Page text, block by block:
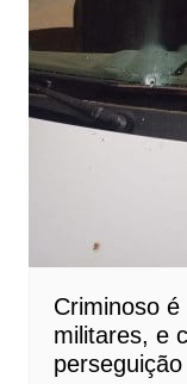
Criminoso
militares, e
perseguição